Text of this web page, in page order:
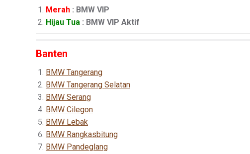
Merah : BMW VIP
Hijau Tua : BMW VIP Aktif
Banten
BMW Tangerang
BMW Tangerang Selatan
BMW Serang
BMW Cilegon
BMW Lebak
BMW Rangkasbitung
BMW Pandeglang